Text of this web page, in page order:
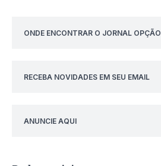
ONDE ENCONTRAR O JORNAL OPÇÃO
RECEBA NOVIDADES EM SEU EMAIL
ANUNCIE AQUI